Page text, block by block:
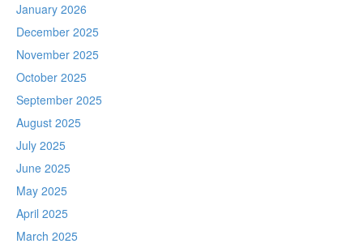
January 2026
December 2025
November 2025
October 2025
September 2025
August 2025
July 2025
June 2025
May 2025
April 2025
March 2025